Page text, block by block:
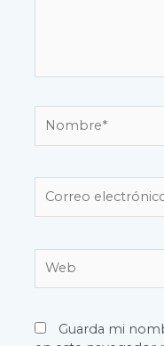
electrónico*
Guarda mi